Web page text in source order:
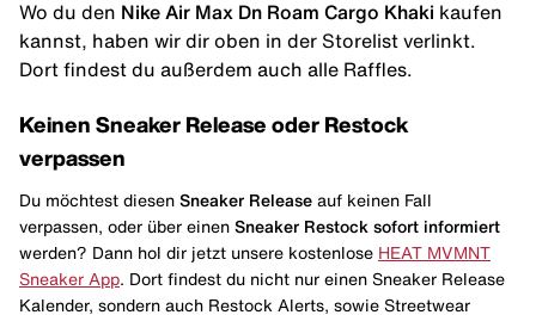
Wo du den Nike Air Max Dn Roam Cargo Khaki kaufen
kannst, haben wir dir oben in der Storelist verlinkt.
Dort findest du außerdem auch alle Raffles.
Keinen Sneaker Release oder Restock
verpassen
Du möchtest diesen Sneaker Release auf keinen Fall
verpassen, oder über einen Sneaker Restock sofort informiert
werden? Dann hol dir jetzt unsere kostenlose HEAT MVMNT
Sneaker App . Dort findest du nicht nur einen Sneaker Release
Kalender, sondern auch Restock Alerts, sowie Streetwear